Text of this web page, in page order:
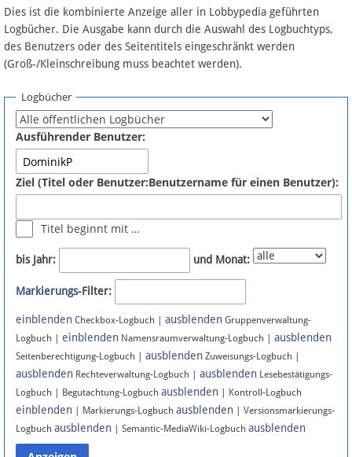
Artikel nach Kategorien
FAQ
Fördermitglied werden
Fehler melden
Newsletter
Bluesky
Facebook
Instagram
Anmelden
Dies ist die kombinierte Anzeige aller in Lobbypedia geführten
Logbücher. Die Ausgabe kann durch die Auswahl des Logbuchtyps,
des Benutzers oder des Seitentitels eingeschränkt werden
(Groß-/Kleinschreibung muss beachtet werden).
Logbücher
Ausführender Benutzer:
Ziel (Titel oder Benutzer:Benutzername für einen Benutzer):
Titel beginnt mit …
bis Jahr: und Monat:
Markierungs-Filter:
einblenden Checkbox-Logbuch | ausblenden Gruppenverwaltung-
Logbuch | einblenden Namensraumverwaltung-Logbuch | ausblenden
Seitenberechtigung-Logbuch | ausblenden Zuweisungs-Logbuch |
ausblenden Rechteverwaltung-Logbuch | ausblenden Lesebestätigungs-
Logbuch | Begutachtung-Logbuch ausblenden | Kontroll-Logbuch
einblenden | Markierungs-Logbuch ausblenden | Versionsmarkierungs-
Logbuch ausblenden | Semantic-MediaWiki-Logbuch ausblenden